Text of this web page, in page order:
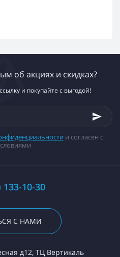
об акциях и скидках?
и покупайте с выгодой!
и согласен с
133-10-30
С НАМИ
д12, ТЦ Вертикаль